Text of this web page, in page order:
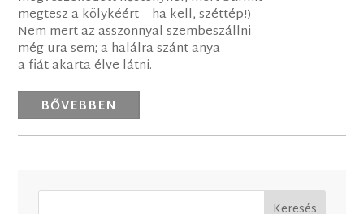
megtesz a kölykéért – ha kell, széttép!)
Nem mert az asszonnyal szembeszállni
még ura sem; a halálra szánt anya
a fiát akarta élve látni.
BŐVEBBEN